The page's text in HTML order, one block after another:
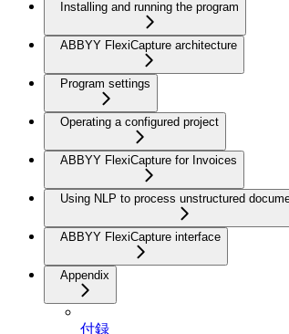
Installing and running the program
ABBYY FlexiCapture architecture
Program settings
Operating a configured project
ABBYY FlexiCapture for Invoices
Using NLP to process unstructured
ABBYY FlexiCapture interface
Appendix
付録